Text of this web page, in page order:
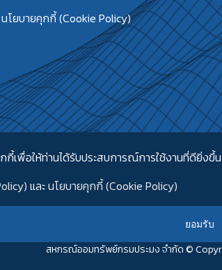
นโยบายคุกกี้ (Cookie Policy)
เพื่อให้ท่านได้รับประสบการณ์การใช้งานที่ดียิ่งขึ้น
และนโยบายคุกกี้ (Cookie Policy)
ยอมรับ
สหกรณ์ออมทรัพย์กรมประมง จำกัด ©